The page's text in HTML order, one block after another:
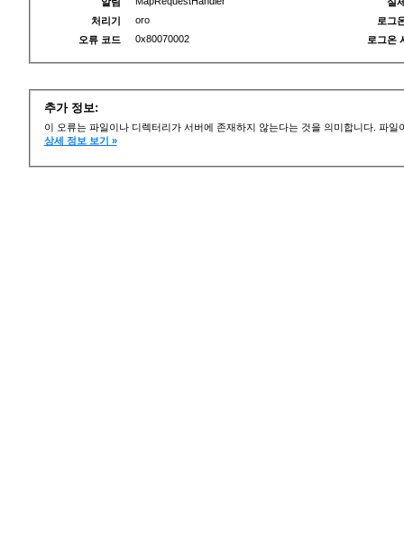
처리기
oro
오류 코드
0x80070002
로그
로그온
추가 정보:
이 오류는 파일이나 디렉터리가 서버에 존재하지 않는다는 것을 의미합니다. 파
상세 정보 보기 »